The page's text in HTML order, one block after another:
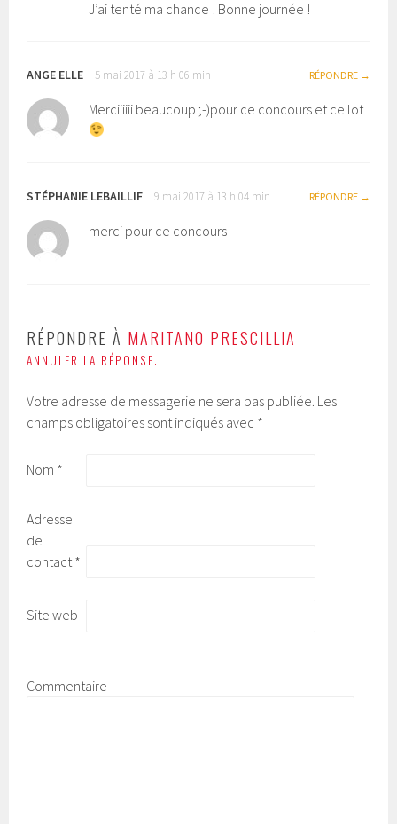
J’ai tenté ma chance ! Bonne journée !
ANGE ELLE 5 mai 2017 à 13 h 06 min RÉPONDRE
Merciiiiii beaucoup ;-)pour ce concours et ce lot
STÉPHANIE LEBAILLIF 9 mai 2017 à 13 h 04 min RÉPONDRE
merci pour ce concours
RÉPONDRE À MARITANO PRESCILLIA
ANNULER LA RÉPONSE.
Votre adresse de messagerie ne sera pas publiée. Les
champs obligatoires sont indiqués avec *
Nom *
Adresse
de
contact *
Site web
Commentaire